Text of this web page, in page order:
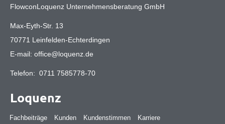
FlowconLoquenz Unternehmensberatung GmbH
Max-Eyth-Str. 13
70771 Leinfelden-Echterdingen
E-mail: office@loquenz.de
Telefon: 0711 7585778-70
Loquenz
Fachbeiträge Kunden Kundenstimmen
Karriere